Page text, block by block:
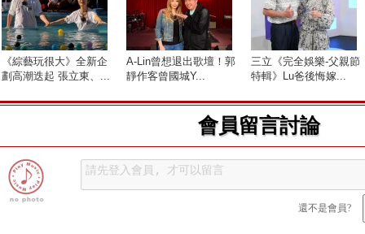
《綜藝玩很大》全新企
劃高潮迭起 張立東、...
A-Lin曾想退出歌壇！郭
靜作客曾國城Y...
三立《完全娛樂-父親節
特輯》Lu爸後悔嫁...
會員留言討論
還不是會員?